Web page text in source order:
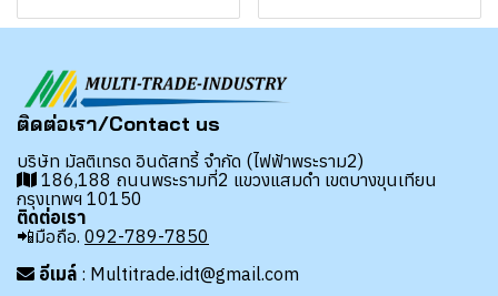
ติดต่อเรา/Contact us
บริษัท มัลติเทรด อินดัสทรี้ จำกัด (ไฟฟ้าพระราม2)
186,188 ถนนพระรามที่2 แขวงแสมดำ เขตบางขุนเทียน
กรุงเทพฯ 10150
ติดต่อเรา
📲มือถือ. 092-789-7850
อีเมล์ : Multitrade.idt@gmail.com